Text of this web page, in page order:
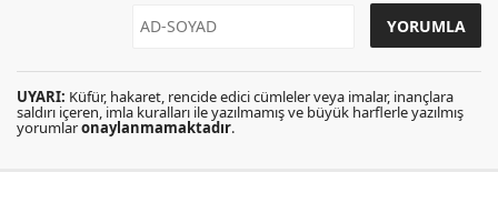
UYARI: Küfür, hakaret, rencide edici cümleler veya imalar, inançlara
saldırı içeren, imla kuralları ile yazılmamış ve büyük harflerle yazılmış
yorumlaronaylanmamaktadır.